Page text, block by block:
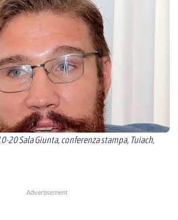
20 Sala Giunta, conferenza stampa, Tuiach,